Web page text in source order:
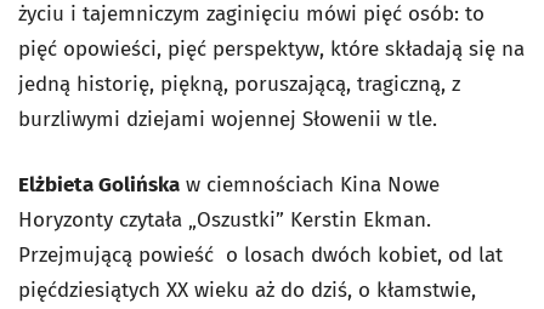
życiu i tajemniczym zaginięciu mówi pięć osób: to
pięć opowieści, pięć perspektyw, które składają się na
jedną historię, piękną, poruszającą, tragiczną, z
burzliwymi dziejami wojennej Słowenii w tle.
Elżbieta Golińska w ciemnościach Kina Nowe
Horyzonty czytała „Oszustki” Kerstin Ekman.
Przejmującą powieść o losach dwóch kobiet, od lat
pięćdziesiątych XX wieku aż do dziś, o kłamstwie,